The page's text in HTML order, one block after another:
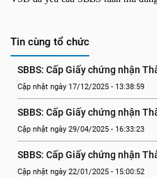
Tin cùng tổ chức
SBBS: Cấp Giấy chứng nhận
Cập nhật ngày 17/12/2025 - 13:38:59
SBBS: Cấp Giấy chứng nhận
Cập nhật ngày 29/04/2025 - 16:33:23
SBBS: Cấp Giấy chứng nhận
Cập nhật ngày 22/01/2025 - 15:00:52